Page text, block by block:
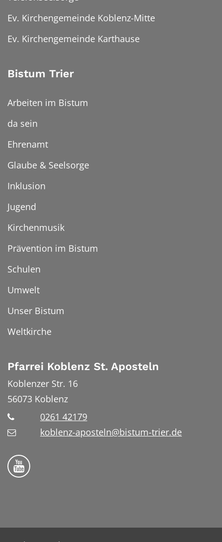
Ev. Kirchengemeinde Koblenz-Mitte
Ev. Kirchengemeinde Karthause
Bistum Trier
Arbeiten im Bistum
da sein
Ehrenamt
Glaube & Seelsorge
Inklusion
Jugend
Kirchenmusik
Prävention im Bistum
Schulen
Umwelt
Unser Bistum
Weltkirche
Pfarrei Koblenz St. Aposteln
Koblenzer Str. 16
56073 Koblenz
0261 42179
koblenz-aposteln@bistum-trier.de
Bistum Trier auf YouTube